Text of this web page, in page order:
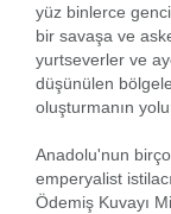
yüz binlerce
bir savaşa ve
yurtseverler ve
düşünülen
oluşturmanın
Anadolu'nun
emperyalist
Ödemiş Kuvayı